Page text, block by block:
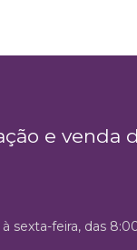
e venda
sexta-feira, das